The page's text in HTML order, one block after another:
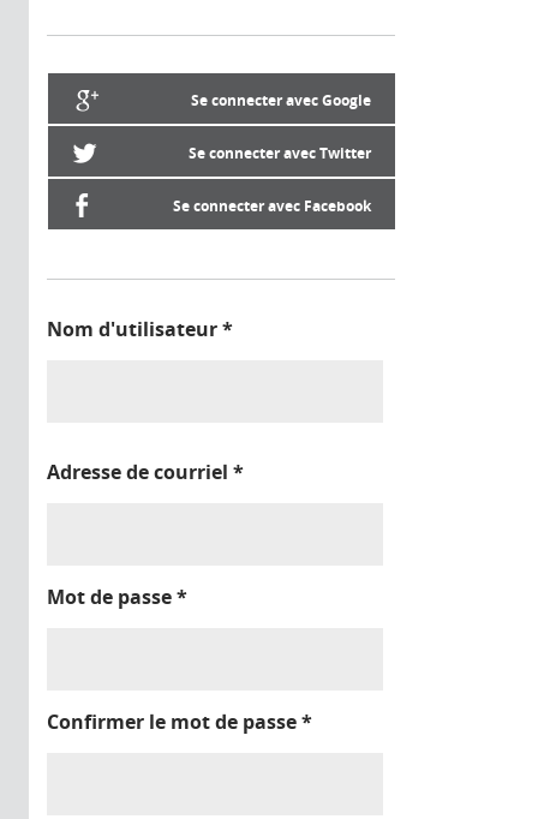
Se connecter avec Google
Se connecter avec Twitter
Se connecter avec Facebook
Nom d'utilisateur*
Adresse de courriel *
Mot de passe*
Confirmer le mot de passe*